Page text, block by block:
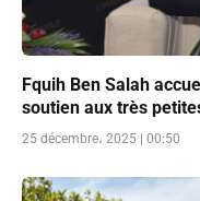
Fquih Ben Salah
soutien aux très
25 décembre، 2025 | 00:50